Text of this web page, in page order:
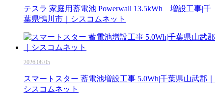
テスラ 家庭用蓄電池 Powerwall 13.5kWh 増設工事|千
葉県鴨川市｜シスコムネット
2026.08.05
スマートスター 蓄電池増設工事 5.0Wh|千葉県山武郡｜
シスコムネット